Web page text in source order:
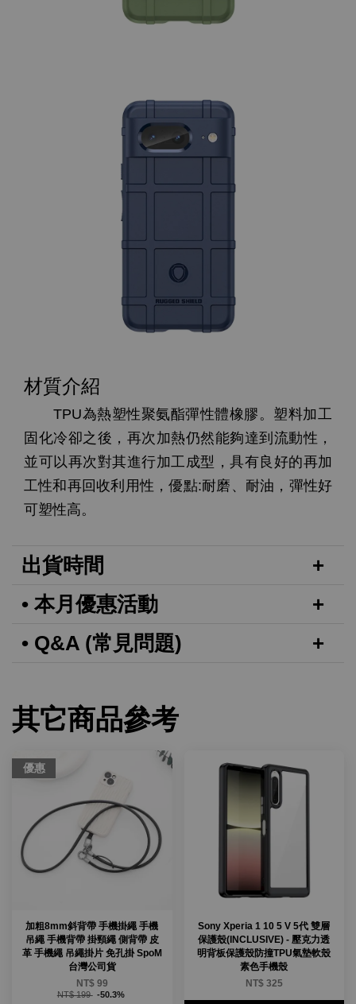
材質介紹
TPU為熱塑性聚氨酯彈性體橡膠。塑料加工
固化冷卻之後，再次加熱仍然能夠達到流動性，
並可以再次對其進行加工成型，具有良好的再加
工性和再回收利用性，優點:耐磨、耐油，彈性好
可塑性高。
出貨時間
• 本月優惠活動
• Q&A (常見問題)
其它商品參考
優惠
加粗8mm斜背帶 手機掛繩 手機
吊繩 手機背帶 掛頸繩 側背帶 皮
革 手機繩 吊繩掛片 免孔掛 SpoM
台灣公司貨
NT$ 99
NT$ 199 -50.3%
Sony Xperia 1 10 5 V 5代 雙層
保護殼(INCLUSIVE) - 壓克力透
明背板保護殼防撞TPU氣墊軟殼
素色手機殼
NT$ 325